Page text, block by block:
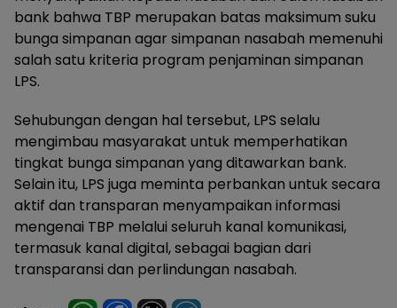
bank bahwa TBP merupakan batas maksimum suku
bunga simpanan agar simpanan nasabah memenuhi
salah satu kriteria program penjaminan simpanan
LPS.
Sehubungan dengan hal tersebut, LPS selalu
mengimbau masyarakat untuk memperhatikan
tingkat bunga simpanan yang ditawarkan bank.
Selain itu, LPS juga meminta perbankan untuk secara
aktif dan transparan menyampaikan informasi
mengenai TBP melalui seluruh kanal komunikasi,
termasuk kanal digital, sebagai bagian dari
transparansi dan perlindungan nasabah.